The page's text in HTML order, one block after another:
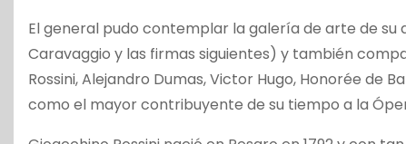
El general pudo contemplar la galería de arte de su
Caravaggio y las firmas siguientes) y también
Rossini, Alejandro Dumas, Victor Hugo, Honorée de
como el mayor contribuyente de su tiempo a la